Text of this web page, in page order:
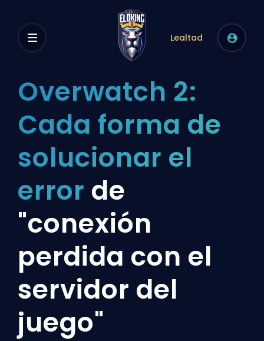
Lealtad
Overwatch 2:
Cada forma de
solucionar el
error de
"conexión
perdida con el
servidor del
juego"